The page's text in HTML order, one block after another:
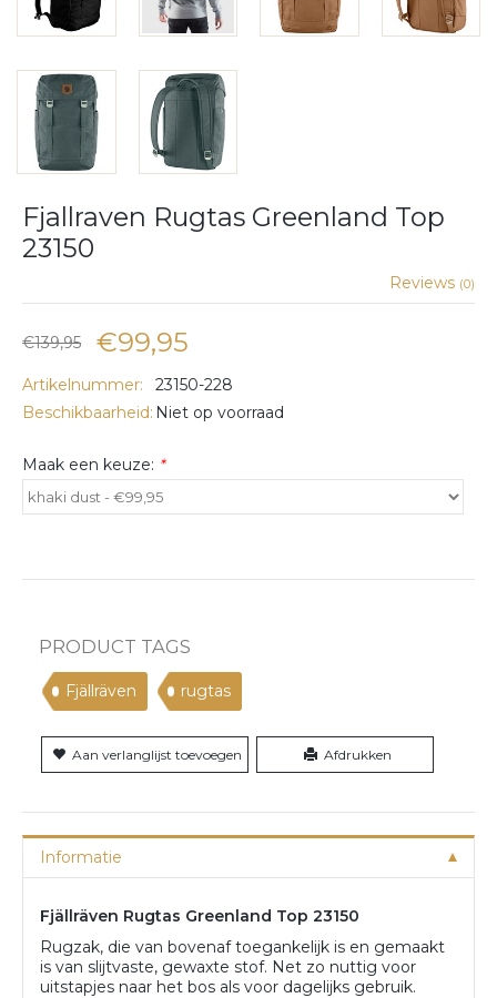
Fjallraven Rugtas Greenland Top
23150
Reviews (0)
€139,95 €99,95
Artikelnummer:
23150-228
Beschikbaarheid: Niet op voorraad
Maak een keuze: *
PRODUCT TAGS
Fjällräven rugtas
Aan verlanglijst toevoegen Afdrukken
Informatie
Fjällräven Rugtas Greenland Top 23150
Rugzak, die van bovenaf toegankelijk is en gemaakt
is van slijtvaste, gewaxte stof. Net zo nuttig voor
uitstapjes naar het bos als voor dagelijks gebruik.